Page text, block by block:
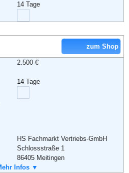
14 Tage
zum Shop
2.500 €
14 Tage
HS Fachmarkt Vertriebs-GmbH
Schlossstraße 1
86405 Meitingen
08271/426209-0
Infos ▼